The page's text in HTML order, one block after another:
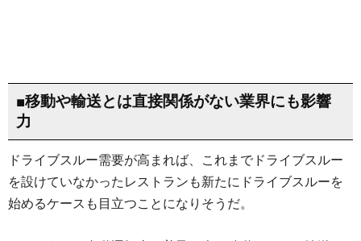
■移動や輸送とは直接関係がない業界にも影響
力
ドライブスルー需要が高まれば、これまでドライブスルー
を設けていなかったレストランも新たにドライブスルーを
始めるケースも目立つことになりそうだ。